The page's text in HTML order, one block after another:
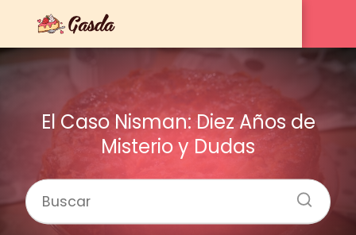
El Caso Nisman: Diez Años de
Misterio y Dudas